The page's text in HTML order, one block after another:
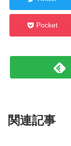
Pocket
関連記事